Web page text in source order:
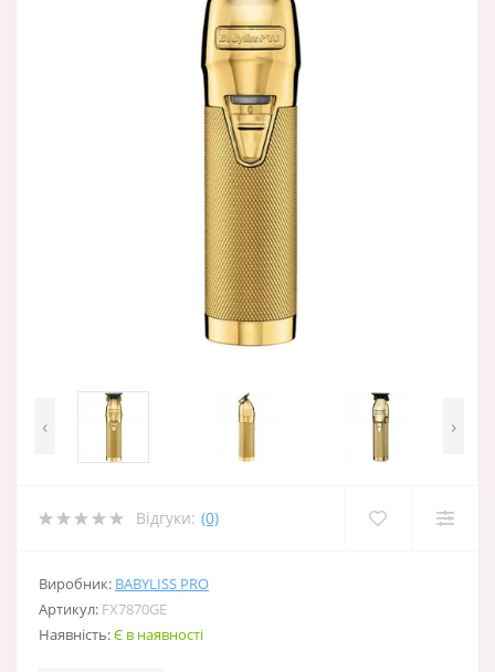
‹ ›
Відгуки: (0)
Виробник: BABYLISS PRO
Артикул: FX7870GE
Наявність:Є в наявності